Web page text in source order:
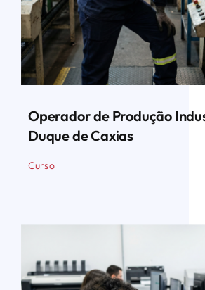
Operador de Produção
Duque de Caxias
Curso